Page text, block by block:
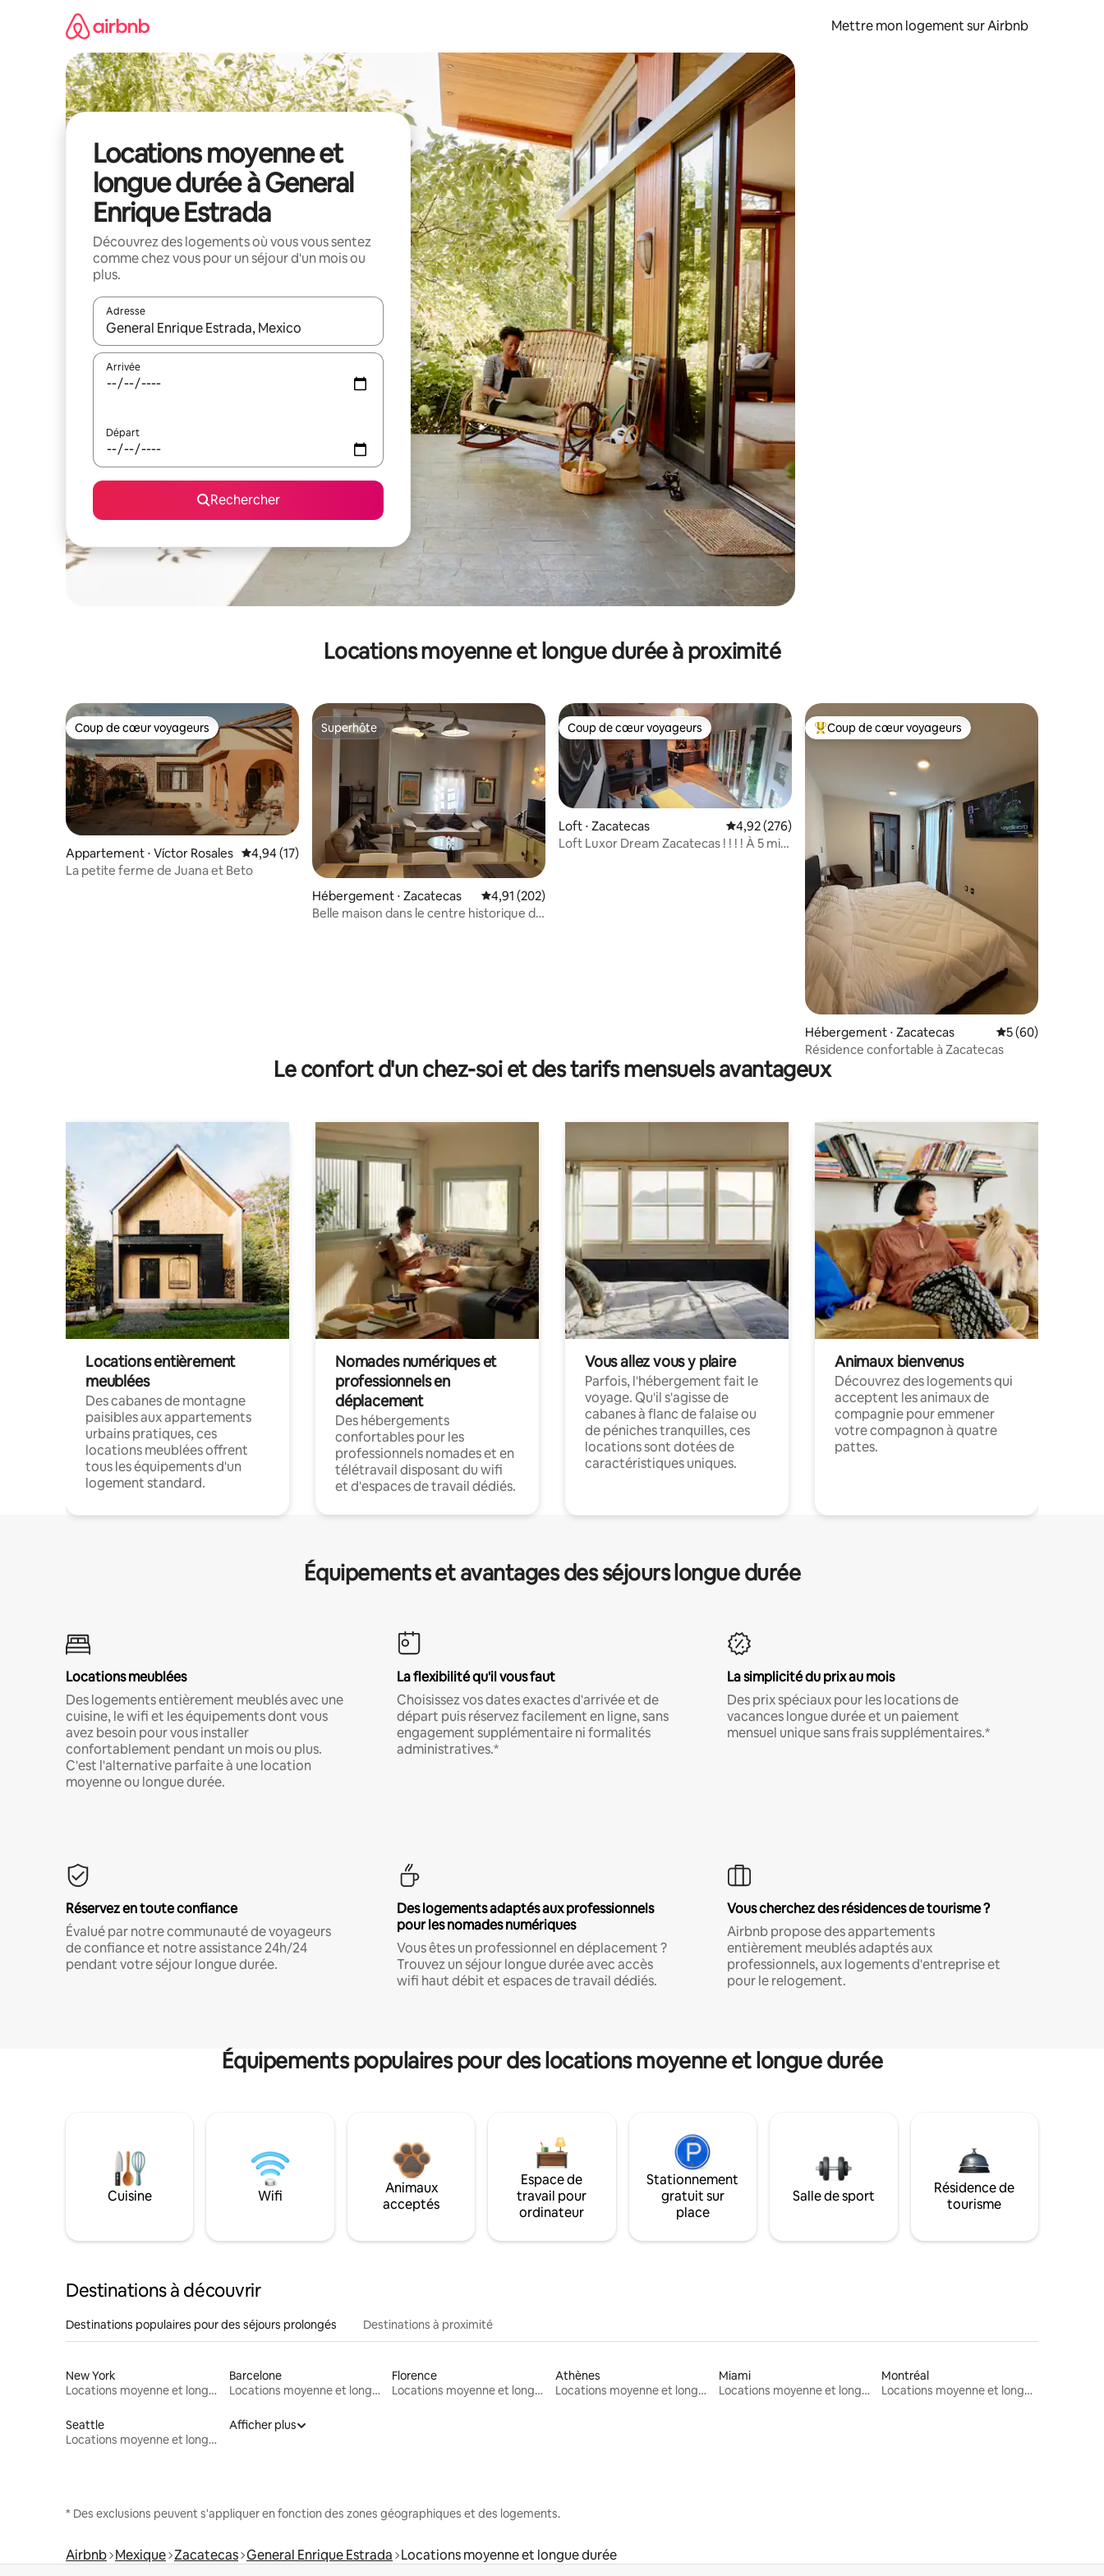
Mettre mon logement sur Airbnb
Locations moyenne et
longue durée à General
Enrique Estrada
Découvrez des logements où vous vous sentez
comme chez vous pour un séjour d'un mois ou
plus.
Adresse
Lorsque les résultats s'affichent, utilisez les flèches vers le haut et vers le bas pour les parcourir ou en appuyant et en faisant glisser.
Arrivée
Départ
Rechercher
Locations moyenne et longue durée à proximité
Coup de cœur voyageurs
Coup de cœur voyageurs
Appartement ⋅ Víctor Rosales Évaluation moyenne sur la base de 17 commentaires : 4,94 sur 5
4,94 (17)
La petite ferme de Juana et Beto
Superhôte
Superhôte
Hébergement ⋅ Zacatecas Évaluation moyenne sur la base de 202 commentaires : 4,91 sur 5
4,91 (202)
Belle maison dans le centre historique de
Coup de cœur voyageurs
Coup de cœur voyageurs
Loft ⋅ Zacatecas Évaluation moyenne sur la base de 276 commentaires : 4,92 sur 5
4,92 (276)
Loft Luxor Dream Zacatecas ! ! ! ! À 5 min
Coups de cœur voyageurs les plus appréciés
Coup de cœur voyageurs
Hébergement ⋅ Zacatecas Évaluation
5 (60)
Résidence confortable à Zacatecas
Le confort d'un chez-soi et des tarifs mensuels avantageux
Locations entièrement
meublées
Des cabanes de montagne
paisibles aux appartements
urbains pratiques, ces
locations meublées offrent
tous les équipements d'un
logement standard.
Nomades numériques et
professionnels en
déplacement
Des hébergements
confortables pour les
professionnels nomades et en
télétravail disposant du wifi
et d'espaces de travail dédiés.
Vous allez vous y plaire
Parfois, l'hébergement fait le
voyage. Qu'il s'agisse de
cabanes à flanc de falaise ou
de péniches tranquilles, ces
locations sont dotées de
caractéristiques uniques.
Animaux bienvenus
Découvrez des logements qui
acceptent les animaux de
compagnie pour emmener
votre compagnon à quatre
pattes.
Équipements et avantages des séjours longue durée
Locations meublées
Des logements entièrement meublés avec une
cuisine, le wifi et les équipements dont vous
avez besoin pour vous installer
confortablement pendant un mois ou plus.
C'est l'alternative parfaite à une location
moyenne ou longue durée.
La flexibilité qu'il vous faut
Choisissez vos dates exactes d'arrivée et de
départ puis réservez facilement en ligne, sans
engagement supplémentaire ni formalités
administratives.*
La simplicité du prix au mois
Des prix spéciaux pour les locations de
vacances longue durée et un paiement
mensuel unique sans frais supplémentaires.*
Réservez en toute confiance
Évalué par notre communauté de voyageurs
de confiance et notre assistance 24h/24
pendant votre séjour longue durée.
Des logements adaptés aux professionnels
pour les nomades numériques
Vous êtes un professionnel en déplacement ?
Trouvez un séjour longue durée avec accès
wifi haut débit et espaces de travail dédiés.
Vous cherchez des résidences de tourisme ?
Airbnb propose des appartements
entièrement meublés adaptés aux
professionnels, aux logements d'entreprise et
pour le relogement.
Équipements populaires pour des locations moyenne et longue durée
Cuisine Wifi
Animaux
acceptés
Espace de
travail pour
ordinateur
Stationnement
gratuit sur
place
Salle de sport
Résidence de
tourisme
Destinations à découvrir
Destinations populaires pour des séjours prolongés Destinations à proximité
New York
Locations moyenne et longue durée
Barcelone
Locations moyenne et longue durée
Florence
Locations moyenne et longue durée
Athènes
Locations moyenne et longue durée
Miami
Locations moyenne et longue durée
Montréal
Locations moyenne et longue durée
Seattle
Locations moyenne et longue durée
Afficher plus
* Des exclusions peuvent s'appliquer en fonction des zones géographiques et des logements.
Airbnb Mexique Zacatecas General Enrique Estrada Locations moyenne et longue durée